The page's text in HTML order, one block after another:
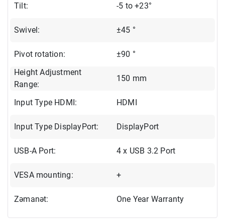
Tilt: -5 to +23°
Swivel: ±45 °
Pivot rotation:
±90 °
Height Adjustment
Range:
150 mm
Input Type HDMI: HDMI
Input Type DisplayPort: DisplayPort
USB-A Port: 4 x USB 3.2 Port
VESA mounting: +
Zəmanət: One Year Warranty